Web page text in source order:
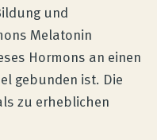
und
Melatonin
Hormons an einen
gebunden ist. Die
zu erheblichen